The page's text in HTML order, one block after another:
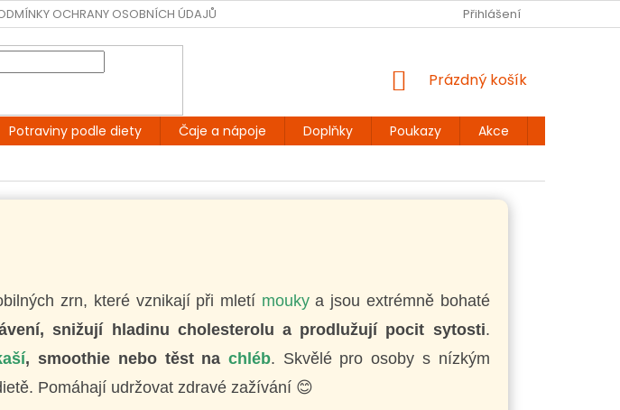
OCHRANY OSOBNÍCH ÚDAJŮ KONTAKT DOPRAVA A PLATBA
Přihlášení
NÁKUPNÍ
Prázdný košík
Potraviny podle diety Čaje a nápoje Doplňky Poukazy Akce
zrn, které vznikají při mletí moukya jsou extrémně bohaté
snižují hladinu cholesterolu a prodlužují pocit sytosti.
, smoothie nebo těst na chléb. Skvělé pro osoby s nízkým
Pomáhají udržovat zdravé zažívání 😊